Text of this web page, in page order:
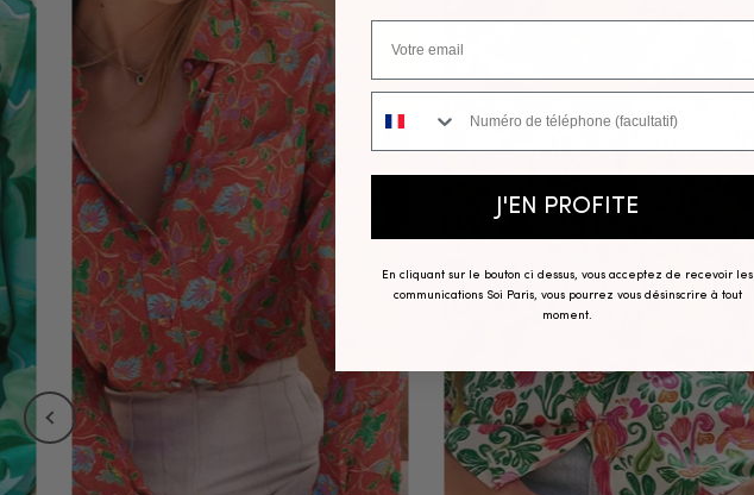
Numéro de téléphone
J'EN PROFITE
En cliquant sur le bouton ci dessus, vous acceptez de recevoir les
communications Soi Paris, vous pourrez vous désinscrire à tout
moment.